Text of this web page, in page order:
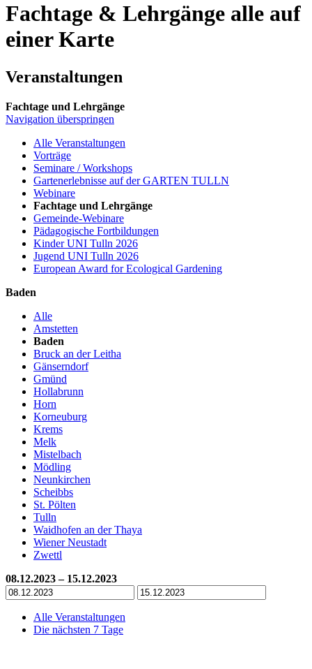
Fachtage & Lehrgänge alle auf
einer Karte
Veranstaltungen
Fachtage und Lehrgänge
Navigation überspringen
Alle Veranstaltungen
Vorträge
Seminare / Workshops
Gartenerlebnisse auf der GARTEN TULLN
Webinare
Fachtage und Lehrgänge
Gemeinde-Webinare
Pädagogische Fortbildungen
Kinder UNI Tulln 2026
Jugend UNI Tulln 2026
European Award for Ecological Gardening
Baden
Alle
Amstetten
Baden
Bruck an der Leitha
Gänserndorf
Gmünd
Hollabrunn
Horn
Korneuburg
Krems
Melk
Mistelbach
Mödling
Neunkirchen
Scheibbs
St. Pölten
Tulln
Waidhofen an der Thaya
Wiener Neustadt
Zwettl
08.12.2023 – 15.12.2023
Alle Veranstaltungen
Die nächsten 7 Tage